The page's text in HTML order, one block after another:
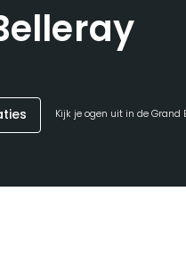
Kijk je ogen uit in de Grand